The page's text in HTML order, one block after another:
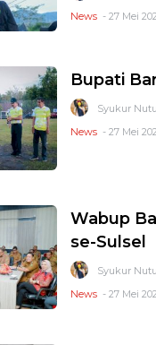
News - 27 Mei
Bupati
Syukur Nutu
News - 27 Mei
Wabup
se-Sulsel
Syukur Nutu
News - 27 Mei